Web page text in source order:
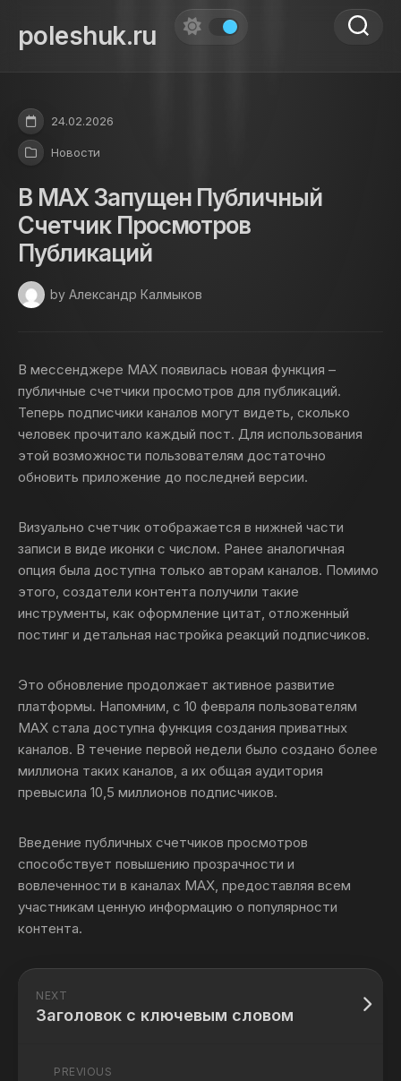
content
poleshuk.ru
24.02.2026
Новости
В МАХ Запущен Публичный
Счетчик Просмотров
Публикаций
by Александр Калмыков
В мессенджере МАХ появилась новая функция –
публичные счетчики просмотров для публикаций.
Теперь подписчики каналов могут видеть, сколько
человек прочитало каждый пост. Для использования
этой возможности пользователям достаточно
обновить приложение до последней версии.
Визуально счетчик отображается в нижней части
записи в виде иконки с числом. Ранее аналогичная
опция была доступна только авторам каналов. Помимо
этого, создатели контента получили такие
инструменты, как оформление цитат, отложенный
постинг и детальная настройка реакций подписчиков.
Это обновление продолжает активное развитие
платформы. Напомним, с 10 февраля пользователям
МАХ стала доступна функция создания приватных
каналов. В течение первой недели было создано более
миллиона таких каналов, а их общая аудитория
превысила 10,5 миллионов подписчиков.
Введение публичных счетчиков просмотров
способствует повышению прозрачности и
вовлеченности в каналах МАХ, предоставляя всем
участникам ценную информацию о популярности
контента.
NEXT
Заголовок с ключевым словом
PREVIOUS